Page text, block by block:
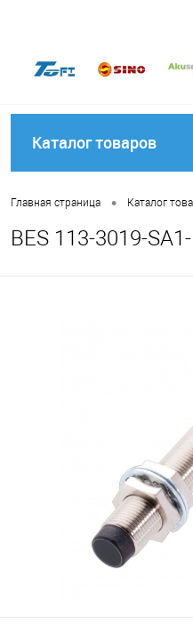
Каталог товаров
Главная страница • Каталог
BES 113-3019-